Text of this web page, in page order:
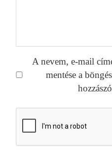
A nevem, e-mail
mentése a